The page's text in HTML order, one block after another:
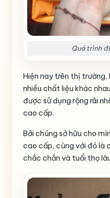
Quá trình
Hiện nay trên thị
nhiều chất liệu khác
được sử dụng rộng rãi
cao cấp.
Bởi chúng sở hữu cho
cao cấp, cùng với đó là
chắc chắn và tuổi thọ